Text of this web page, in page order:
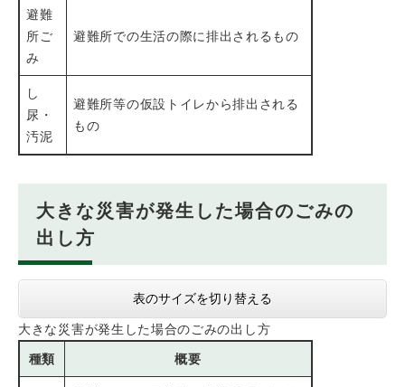
避難
所ご
み
避難所での生活の際に排出されるもの
し
尿・
汚泥
避難所等の仮設トイレから排出される
もの
大きな災害が発生した場合のごみの
出し方
表のサイズを切り替える
大きな災害が発生した場合のごみの出し方
種類 概要